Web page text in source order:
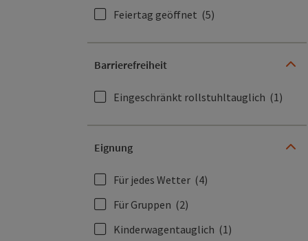
Feiertag geöffnet (5)
Barrierefreiheit
Eingeschränkt rollstuhltauglich (1)
Eignung
Für jedes Wetter (4)
Für Gruppen (2)
Kinderwagentauglich (1)